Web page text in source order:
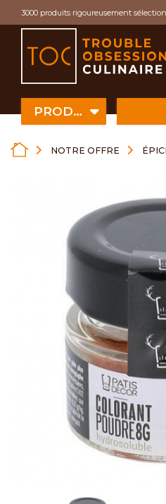
3000 produits rigoureusement
PRODUITS
NOTRE OFFRE